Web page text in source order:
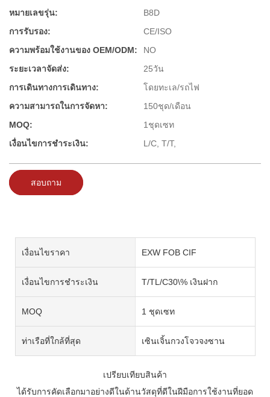
หมายเลขรุ่น:
B8D
การรับรอง:
CE/ISO
ความพร้อมใช้งานของ OEM/ODM:
NO
ระยะเวลาจัดส่ง:
25วัน
การเดินทางการเดินทาง:
โดยทะเล/รถไฟ
ความสามารถในการจัดหา:
150ชุด/เดือน
MOQ:
1ชุดเซท
เงื่อนไขการชำระเงิน:
L/C, T/T,
สอบถาม
เงื่อนไขราคา EXW FOB CIF
เงื่อนไขการชำระเงิน T/TL/C30\% เงินฝาก
MOQ 1 ชุดเซท
ท่าเรือที่ใกล้ที่สุด เซินเจิ้นกวงโจวจงซาน
เปรียบเทียบสินค้า
ได้รับการคัดเลือกมาอย่างดีในด้านวัสดุที่ดีในฝีมือการใช้งานที่ยอด